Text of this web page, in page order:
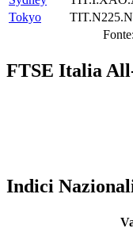
Tokyo
FTSE Italia
Indici